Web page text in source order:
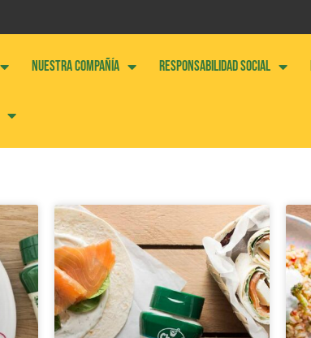
NUESTRA COMPAÑÍA RESPONSABILIDAD SOCIAL